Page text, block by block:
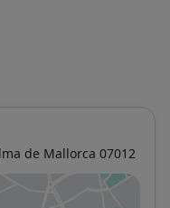
de Mallorca 07012